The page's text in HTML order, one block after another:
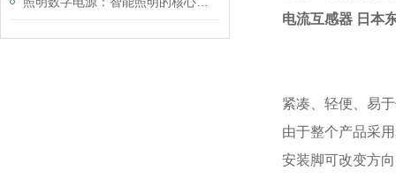
电流互感器 日本
紧凑、轻便、易
由于整个产品采
安装脚可改变方